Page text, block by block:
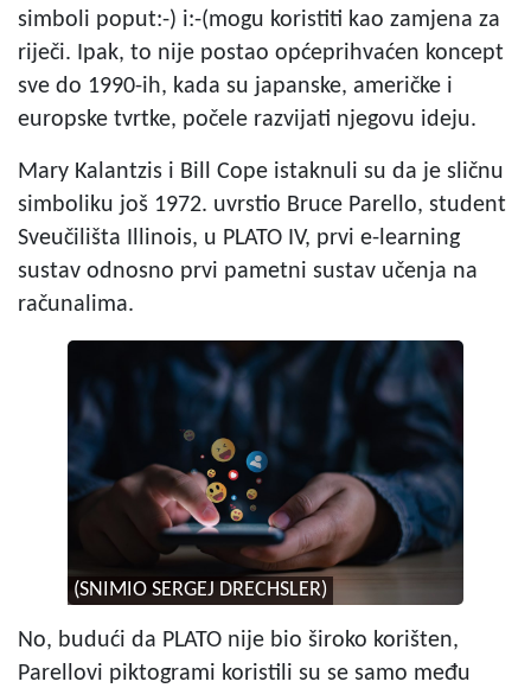
simboli poput:-) i:-(mogu koristiti kao zamjena za
riječi. Ipak, to nije postao općeprihvaćen koncept
sve do 1990-ih, kada su japanske, američke i
europske tvrtke, počele razvijati njegovu ideju.
Mary Kalantzis i Bill Cope istaknuli su da je sličnu
simboliku još 1972. uvrstio Bruce Parello, student
Sveučilišta Illinois, u PLATO IV, prvi e-learning
sustav odnosno prvi pametni sustav učenja na
računalima.
(SNIMIO SERGEJ DRECHSLER)
No, budući da PLATO nije bio široko korišten,
Parellovi piktogrami koristili su se samo među